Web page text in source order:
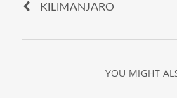
KILIMANJARO
YOU MIGHT